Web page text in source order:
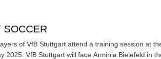
SOCCER
of VfB Stuttgart attend a training session at
2025. VfB Stuttgart will face Arminia Bielefeld in